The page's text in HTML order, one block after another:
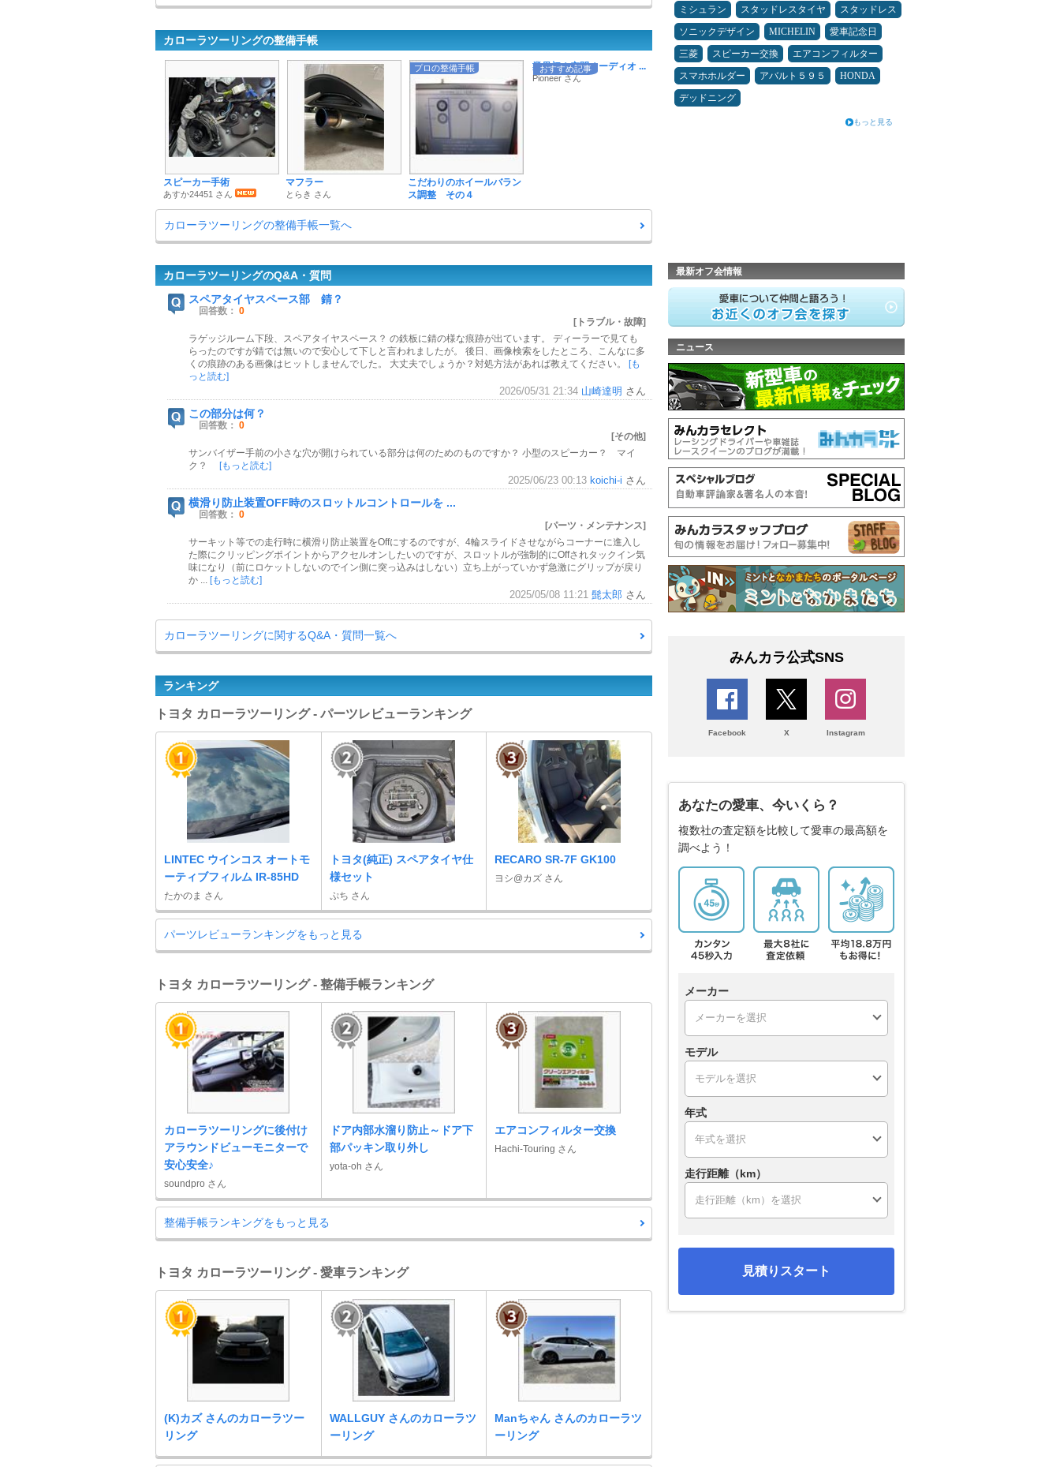
カローラツーリングの整備手帳
スピーカー手術
あすか24451 さん
マフラー
とらき さん
プロの整備手帳
こだわりのホイールバラン
ス調整 その４
おすすめ記事
業界初！空間オーディオ ...
Pioneer さん
カローラツーリングの整備手帳一覧へ
カローラツーリングのQ&A・質問
スペアタイヤスペース部 錆？
回答数： 0
[トラブル・故障]
ラゲッジルーム下段、スペアタイヤスペース？ の鉄板に錆の様な痕跡が出ています。 ディーラーで見ても
らったのですが錆では無いので安心して下しと言われましたが。 後日、画像検索をしたところ、こんなに多
くの痕跡のある画像はヒットしませんでした。 大丈夫でしょうか？対処方法があれば教えてください。
[も
っと読む]
2026/05/31 21:34 山崎達明 さん
この部分は何？
回答数： 0
[その他]
サンバイザー手前の小さな穴が開けられている部分は何のためのものですか？ 小型のスピーカー？ マイ
ク？
[もっと読む]
2025/06/23 00:13 koichi-i さん
横滑り防止装置OFF時のスロットルコントロールを ...
回答数： 0
[パーツ・メンテナンス]
サーキット等での走行時に横滑り防止装置をOffにするのですが、4輪スライドさせながらコーナーに進入し
た際にクリッピングポイントからアクセルオンしたいのですが、スロットルが強制的にOffされタックイン気
味になり（前にロケットしないのでイン側に突っ込みはしない）立ち上がっていかず急激にグリップが戻り
か ... [もっと読む]
2025/05/08 11:21 髭太郎 さん
カローラツーリングに関するQ&A・質問一覧へ
ランキング
トヨタ カローラツーリング - パーツレビューランキング
LINTEC ウインコス オートモ
ーティブフィルム IR-85HD
たかのま さん
トヨタ(純正) スペアタイヤ仕
様セット
ぷち さん
RECARO SR-7F GK100
ヨシ@カズ さん
パーツレビューランキングをもっと見る
トヨタ カローラツーリング - 整備手帳ランキング
カローラツーリングに後付け
アラウンドビューモニターで
安心安全♪
soundpro さん
ドア内部水溜り防止～ドア下
部パッキン取り外し
yota-oh さん
エアコンフィルター交換
Hachi-Touring さん
整備手帳ランキングをもっと見る
トヨタ カローラツーリング - 愛車ランキング
(K)カズ さんのカローラツー
リング
WALLGUY さんのカローラツ
ーリング
Manちゃん さんのカローラツ
ーリング
ミシュラン スタッドレスタイヤ
スタッドレス
ソニックデザイン
MICHELIN
愛車記念日
三菱
スピーカー交換
エアコンフィルター
スマホホルダー
アバルト５９５
HONDA
デッドニング
もっと見る
最新オフ会情報
ニュース
みんカラ公式SNS
Facebook X Instagram
あなたの愛車、今いくら？
複数社の査定額を比較して愛車の最高額を
調べよう！
メーカー
モデル
年式
走行距離（km）
見積りスタート